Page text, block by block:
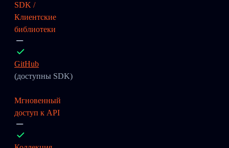
SDK /
Клиентские
библиотеки
GitHub
(доступны SDK)
Мгновенный
доступ к API